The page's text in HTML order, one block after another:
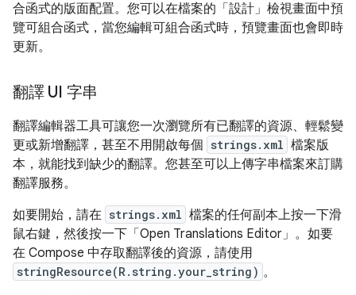
合函式的版面配置。您可以在檔案的「設計」 檢視畫面中預
覽可組合函式，當您編輯可組合函式時，預覽畫面也會即時
更新。
翻譯 UI 字串
翻譯編輯器工具可讓您一次瀏覽所有已翻譯的資源、輕鬆變
更或新增翻譯，甚至不用開啟每個 strings.xml 檔案版
本，就能找到缺少的翻譯。您甚至可以上傳字串檔案來訂購
翻譯服務。
如要開始，請在 strings.xml 檔案的任何副本上按一下滑
鼠右鍵，然後按一下「Open Translations Editor」 。如要
在 Compose 中存取翻譯後的資源，請使用
stringResource(R.string.your_string) 。